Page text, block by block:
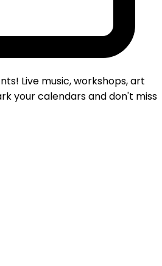
Live music, workshops, art
your calendars and don't miss